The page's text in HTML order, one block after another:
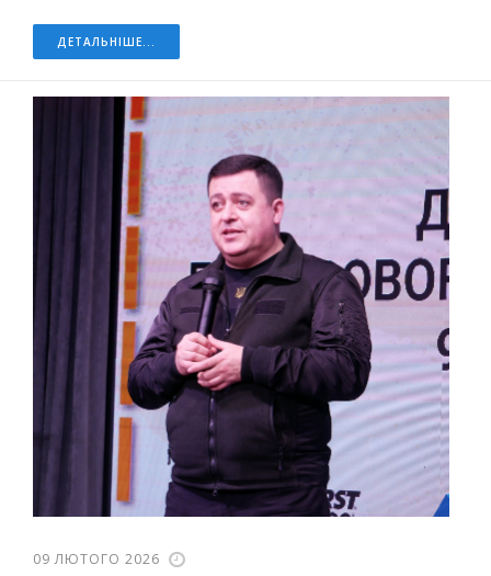
ДЕТАЛЬНІШЕ...
09 ЛЮТОГО 2026